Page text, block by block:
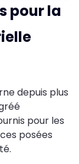
pour la
depuis plus
pour les
posées